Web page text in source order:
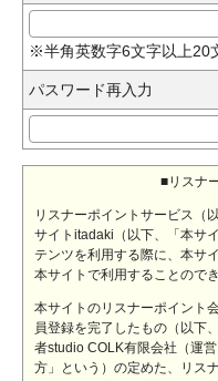
※半角英数字6文字以上20
パスワード再入力
■リスナ
リスナーポイントサービス（
サイトitadaki（以下、「本サ
テンツを利用する際に、本サ
本サイトで利用することので
本サイトのリスナーポイント
員登録を完了したもの（以下
者studio COLK有限会社（運
方」という）の定めた、リス